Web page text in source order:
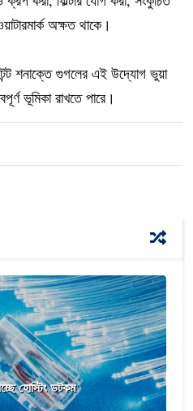
অক্ষত থাকে।
শনাক্তে গুগলের এই উদ্যোগ ভুয়া
ভূমিকা রাখতে পারে।
হোস্টিং ডটকম